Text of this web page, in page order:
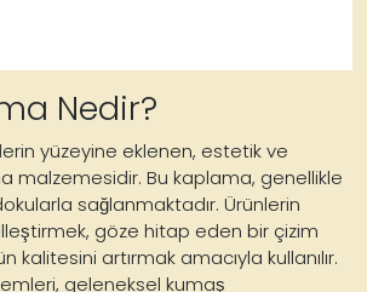
Nedir?
yüzeyine eklenen, estetik ve
malzemesidir. Bu kaplama, genellikle
sağlanmaktadır. Ürünlerin
göze hitap eden bir çizim
kalitesini artırmak amacıyla kullanılır.
geleneksel kumaş